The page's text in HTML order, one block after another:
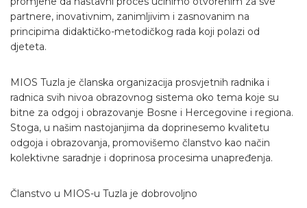
partnere, inovativnim, zanimljivim i zasnovanim na
principima didaktičko-metodičkog rada koji polazi od
djeteta.
MIOS Tuzla je članska organizacija prosvjetnih radnika i
radnica svih nivoa obrazovnog sistema oko tema koje su
bitne za odgoj i obrazovanje Bosne i Hercegovine i regiona.
Stoga, u našim nastojanjima da doprinesemo kvalitetu
odgoja i obrazovanja, promovišemo članstvo kao način
kolektivne saradnje i doprinosa procesima unapređenja.
Članstvo u MIOS-u Tuzla je dobrovoljno